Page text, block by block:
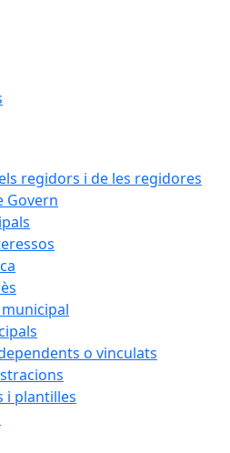
regidors i de les regidores
Govern
o vinculats
i plantilles